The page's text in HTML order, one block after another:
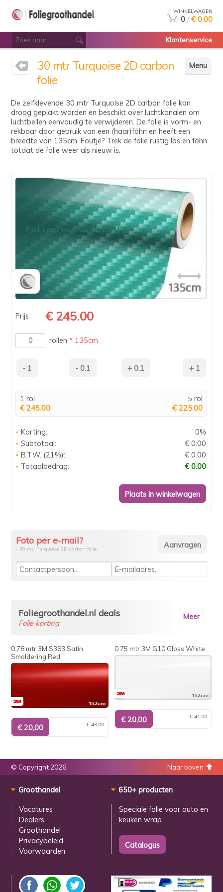
WINKELWAGEN
0 / € 0,00
Klantenservice
Menu
30 mtr Turquoise 2D carbon
folie
De zelfklevende 30 mtr Turquoise 2D carbon folie kan
droog geplakt worden en beschikt over luchtkanalen om
luchtbellen eenvoudig te verwijderen. De folie is vorm- en
rekbaar door gebruik van een (haar)föhn en heeft een
breedte van 135cm. Foutje? Trek de folie rustig los en föhn
totdat de folie weer als nieuw is.
Prijs € 245.00
rollen* 135cm
1 rol
€ 245.00
5 rol
€ 225.00
Korting:
0%
Subtotaal:
€ 0.00
B.T.W. (21%):
€ 0.00
Totaalbedrag:
€ 0.00
Foto per e-mail?
- 30 mtr Turquoise 2D carbon folie
Meer
Foliegroothandel.nl deals
Folie korting
0.78 mtr 3M S363 Satin
Smoldering Red
€ 43,00
0.75 mtr 3M G10 Gloss White
€ 41,00
Naar boven
© Copyright 2026
Groothandel
Vacatures
Dealers
Groothandel
Privacybeleid
Voorwaarden
650+ producten
Speciale folie voorauto en
keuken wrap.